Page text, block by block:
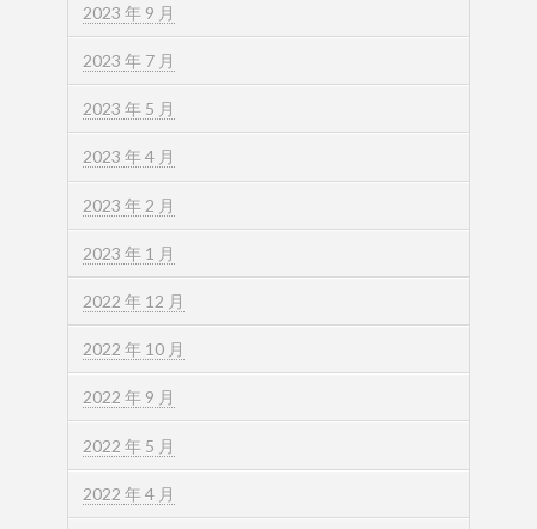
2023 年 9 月
2023 年 7 月
2023 年 5 月
2023 年 4 月
2023 年 2 月
2023 年 1 月
2022 年 12 月
2022 年 10 月
2022 年 9 月
2022 年 5 月
2022 年 4 月